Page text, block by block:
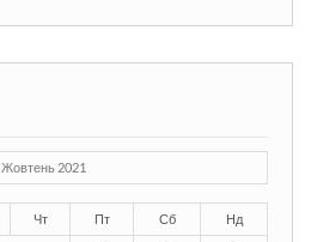
Жовтень 2021
Чт Пт Сб Нд